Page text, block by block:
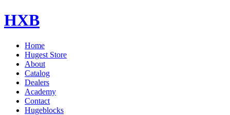
HXB
Home
Hugest Store
About
Catalog
Dealers
Academy
Contact
Hugeblocks